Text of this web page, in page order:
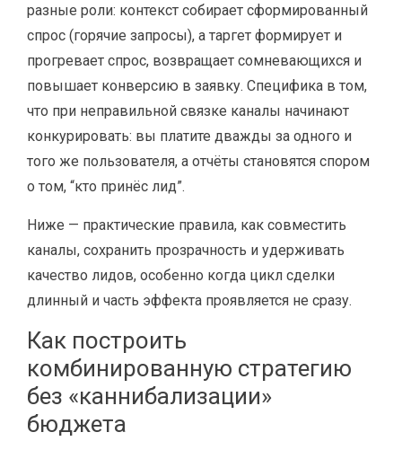
разные роли: контекст собирает сформированный
спрос (горячие запросы), а таргет формирует и
прогревает спрос, возвращает сомневающихся и
повышает конверсию в заявку. Специфика в том,
что при неправильной связке каналы начинают
конкурировать: вы платите дважды за одного и
того же пользователя, а отчёты становятся спором
о том, “кто принёс лид”.
Ниже — практические правила, как совместить
каналы, сохранить прозрачность и удерживать
качество лидов, особенно когда цикл сделки
длинный и часть эффекта проявляется не сразу.
Как построить
комбинированную стратегию
без «каннибализации»
бюджета